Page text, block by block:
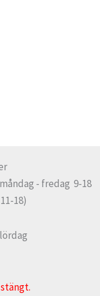
- fredag 9-18
18)